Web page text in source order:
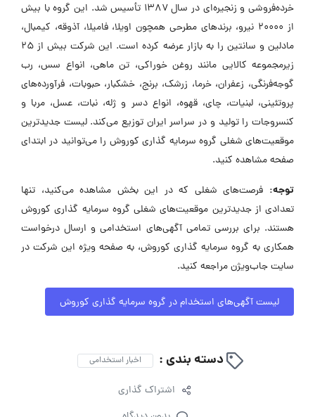
خرده‌فروشی و زنجیره‌ای در سال ۱۳۸۷ تأسیس شد. این گروه با بیش
از ۲۰۰۰۰ نیرو، برندهای مطرحی همچون اویلا، فامیلا، آذوقه، کیمبال،
مادلین و سانتین را به بازار عرضه کرده است. این شرکت بیش از ۲۵
زیرمجموعه کالایی مانند روغن خوراکی، تن ماهی، انواع سس، رب
گوجه‌فرنگی، زعفران، خرما، زرشک، برنج، خشکبار، حبوبات، فرآورده‌های
پروتئینی، لبنیات، چای، قهوه، انواع دسر و ژله، نبات، عسل، مربا و
کنسروجات را تولید و در سراسر ایران توزیع می‌کند. لیست جدیدترین
موقعیت‌های شغلی گروه سرمایه گذاری کوروش را می‌توانید در ابتدای
صفحه مشاهده کنید.
توجه: فرصت‌های شغلی که در این بخش مشاهده می‌کنید، تنها
تعدادی از جدیدترین موقعیت‌های شغلی گروه سرمایه گذاری کوروش
هستند. برای بررسی تمامی آگهی‌های استخدامی و ارسال درخواست
همکاری به گروه سرمایه گذاری کوروش، به صفحه ویژه این شرکت در
سایت جاب‌ویژن مراجعه کنید.
لیست آگهی‌های استخدام در گروه سرمایه گذاری کوروش
دسته بندی : اخبار استخدامی
اشتراک گذاری